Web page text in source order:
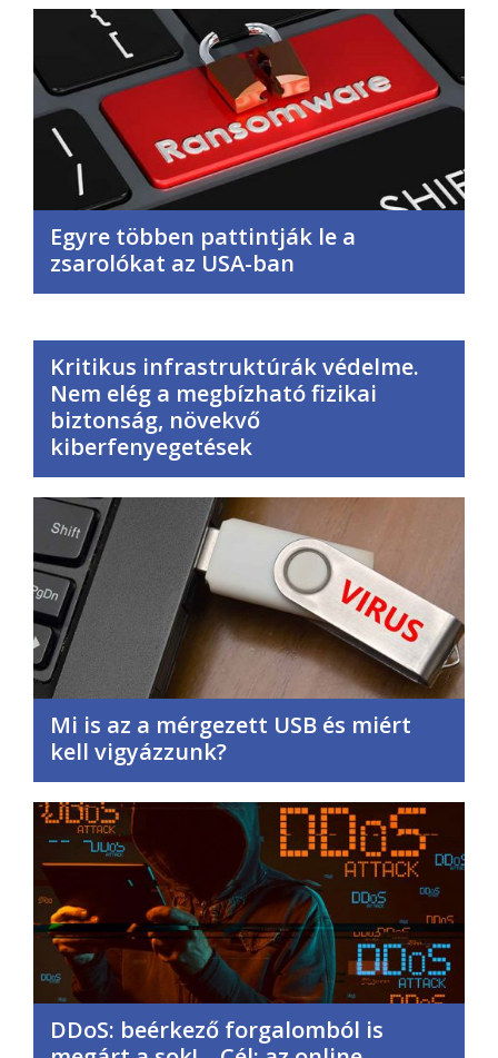
Egyre többen pattintják le a
zsarolókat az USA-ban
Kritikus infrastruktúrák védelme.
Nem elég a megbízható fizikai
biztonság, növekvő
kiberfenyegetések
Mi is az a mérgezett USB és miért
kell vigyázzunk?
DDoS: beérkező forgalomból is